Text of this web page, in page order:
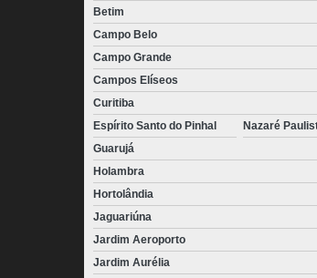
Betim
Campo Belo
Campo Grande
Campos Elíseos
Curitiba
Espírito Santo do Pinhal
Nazaré
Guarujá
Holambra
Hortolândia
Jaguariúna
Jardim Aeroporto
Jardim Aurélia